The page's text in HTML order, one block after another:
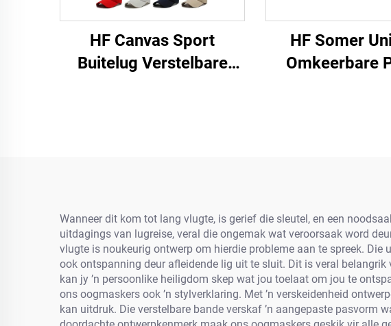
HF Canvas Sport
Buitelug Verstelbare
HF Somer
Omkeerbare
Wanneer dit kom tot lang vlugte, is gerief die sleutel, en een
uitdagings van lugreise, veral die ongemak wat veroorsaak word
vlugte is noukeurig ontwerp om hierdie probleme aan te spreek.
ook ontspanning deur afleidende lig uit te sluit. Dit is veral
kan jy ’n persoonlike heiligdom skep wat jou toelaat om jou te
ons oogmaskers ook ’n stylverklaring. Met ’n verskeidenheid
kan uitdruk. Die verstelbare bande verskaf ’n aangepaste pasvorm